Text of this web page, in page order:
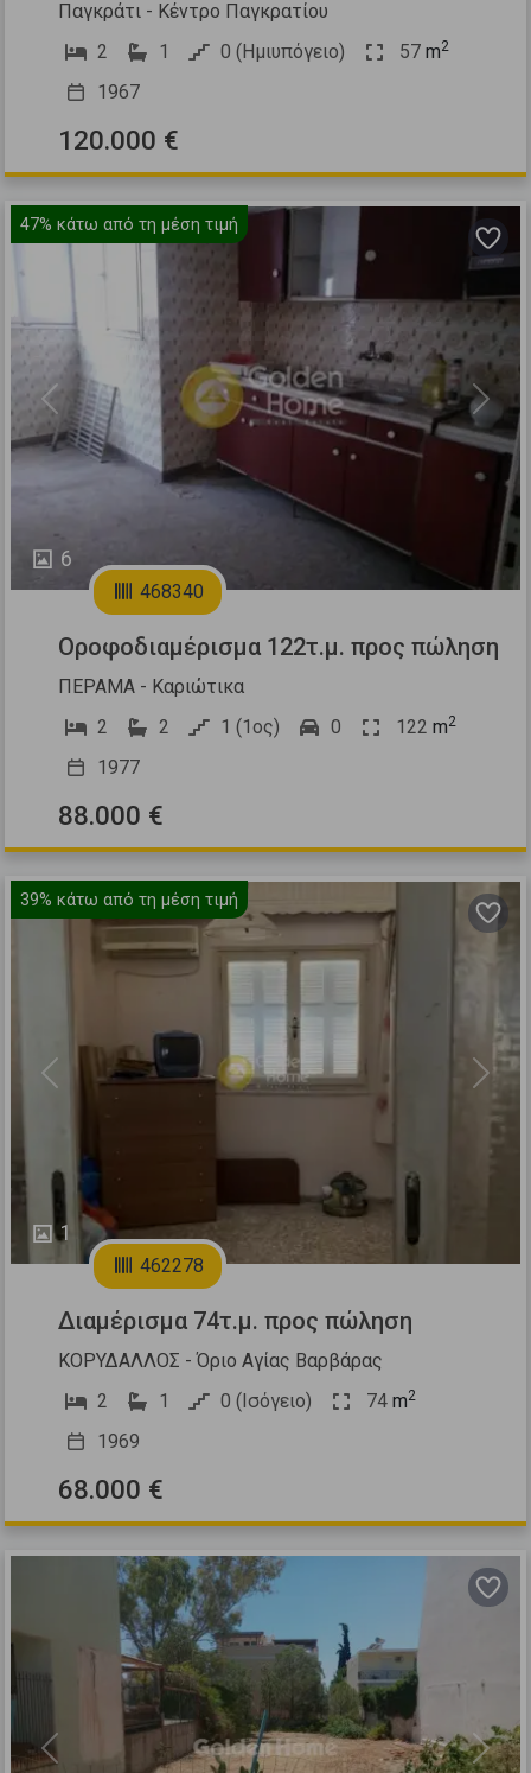
Παγκράτι - Κέντρο Παγκρατίου
2
1 0 (Ημιυπόγειο) 57 m2
1967
120.000 €
47% κάτω από τη μέση τιμή
6
Previous Next
468340
Οροφοδιαμέρισμα 122τ.μ. προς πώληση
ΠΕΡΑΜΑ - Καριώτικα
2
2 1 (1ος) 0 122 m2
1977
88.000 €
39% κάτω από τη μέση τιμή
1
Previous Next
462278
Διαμέρισμα 74τ.μ. προς πώληση
ΚΟΡΥΔΑΛΛΟΣ - Όριο Αγίας Βαρβάρας
2
1 0 (Ισόγειο) 74 m2
1969
68.000 €
Previous Next